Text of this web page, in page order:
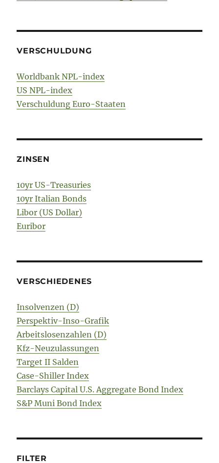
VERSCHULDUNG
Worldbank NPL-index
US NPL-index
Verschuldung Euro-Staaten
ZINSEN
10yr US-Treasuries
10yr Italian Bonds
Libor (US Dollar)
Euribor
VERSCHIEDENES
Insolvenzen (D)
Perspektiv-Inso-Grafik
Arbeitslosenzahlen (D)
Kfz-Neuzulassungen
Target II Salden
Case-Shiller Index
Barclays Capital U.S. Aggregate Bond Index
S&P Muni Bond Index
FILTER